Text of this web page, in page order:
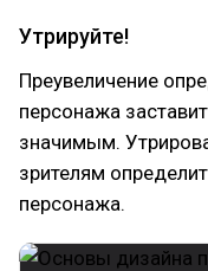
Утрируйте!
Преувеличение
персонажа
значимым.
зрителям
персонажа.